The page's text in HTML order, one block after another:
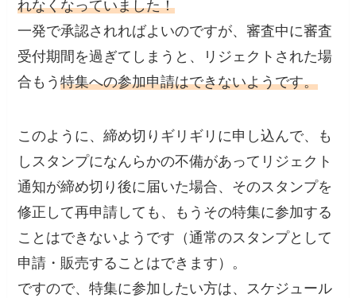
れなくなっていました！
一発で承認されればよいのですが、審査中に審査
受付期間を過ぎてしまうと、リジェクトされた場
合もう特集への参加申請はできないようです。
このように、締め切りギリギリに申し込んで、も
しスタンプになんらかの不備があってリジェクト
通知が締め切り後に届いた場合、そのスタンプを
修正して再申請しても、もうその特集に参加する
ことはできないようです（通常のスタンプとして
申請・販売することはできます）。
ですので、特集に参加したい方は、スケジュール